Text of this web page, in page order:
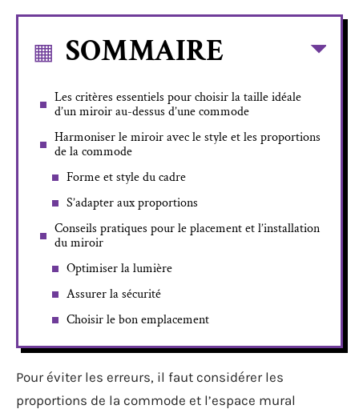
SOMMAIRE
Les critères essentiels pour choisir la taille idéale
d’un miroir au-dessus d’une commode
Harmoniser le miroir avec le style et les proportions
de la commode
Forme et style du cadre
S’adapter aux proportions
Conseils pratiques pour le placement et l’installation
du miroir
Optimiser la lumière
Assurer la sécurité
Choisir le bon emplacement
Pour éviter les erreurs, il faut considérer les
proportions de la commode et l’espace mural